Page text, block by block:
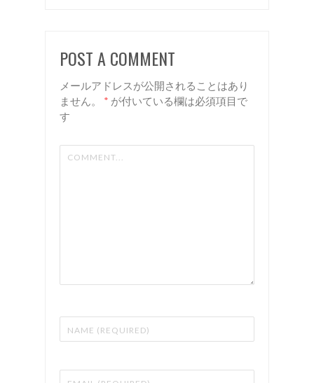
美容室
リアン
容室 リ
アン
POST A COMMENT
メールアドレスが公開されることはあり
ません。
* が付いている欄は必須項目で
す